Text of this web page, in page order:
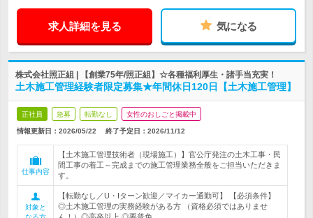
求人詳細を見る 気になる
株式会社照正組 | 【創業75年/照正組】☆各種福利厚生・諸手当充実！
土木施工管理経験者限定募集★年間休日120日【土木施工管理】
正社員 急募 転勤なし 女性のおしごと掲載中
情報更新日：2026/05/22 終了予定日： 2026/11/12
仕事内容
【土木施工管理技術者（現場施工）】官公庁発注の土木工事・民
間工事の着工～完成までの施工管理業務全般をご担当いただきま
す。
対象と
【転勤なし／U・Iターン歓迎／マイカー通勤可】 【必須条件】
◎土木施工管理の実務経験がある方 （資格必須ではありませ
ん！）◎高卒以上 ◎要普免